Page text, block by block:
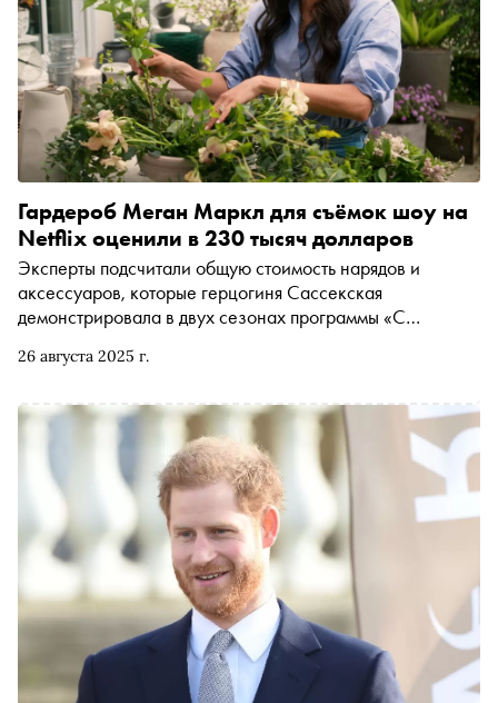
26 августа 2025 г.
Гардероб Меган Маркл для съёмок шоу на
Netflix оценили в 230 тысяч долларов
Эксперты подсчитали общую стоимость нарядов и
аксессуаров, которые герцогиня Сассекская
демонстрировала в двух сезонах программы «С